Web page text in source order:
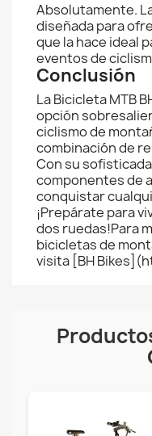
Absolutamente.
diseñada para
que la hace ideal
eventos de
Conclusión
La Bicicleta MTB
opción
ciclismo de
combinación de
Con su
componentes de
conquistar
¡Prepárate para
dos ruedas!Para
bicicletas de
visita [BH